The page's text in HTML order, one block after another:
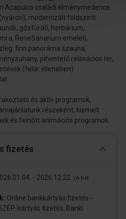
Acapulco családi élménymedence
modernizált földszinti
gőzfürdő, herbárium,
ReneSanarium emeleti,
finn panoráma szauna,
pihentető relaxációs tér,
(felár ellenében)
és aktív programok,
részeként, kiemelt
és felnőtt animációs programok
fizetés
- 2026.12.22.
(A hét
Online bankkártyás fizetés -
kártyás fizetés, Banki